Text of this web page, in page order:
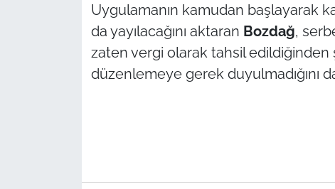
Uygulamanın kamudan başlayarak
da yayılacağını aktaran Bozdağ,
zaten vergi olarak tahsil
düzenlemeye gerek duyulmadığını